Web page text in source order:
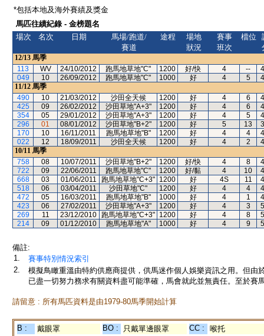
*包括本地及海外賽績及獎金
馬匹往績紀錄 - 金榜題名
場次
名次 日期
馬場/跑道/
賽道
途程
場地
狀況
賽事
班次
檔位
12/13 馬季
113
WV 24/10/2012 跑馬地草地"C" 1200 好/快 4 --
049
10 26/09/2012 跑馬地草地"C" 1000 好 4 5
11/12 馬季
490
10 21/03/2012 沙田全天候 1200 好 4 6
425
09 26/02/2012 沙田草地"A+3" 1200 好 4 6
354
05 29/01/2012 沙田草地"A+3" 1200 好 4 5
296
01 08/01/2012 沙田草地"B+2" 1200 好 5 13
170
10 16/11/2011 跑馬地草地"B" 1200 好 4 4
022
12 18/09/2011 沙田全天候 1200 好 4 2
10/11 馬季
758
08 10/07/2011 沙田草地"B+2" 1200 好/快 4 8
722
09 22/06/2011 跑馬地草地"C" 1200 好/黏 4 10
668
03 01/06/2011 跑馬地草地"C+3" 1200 好 4S 11
518
06 03/04/2011 沙田草地"C" 1200 好 4 4
472
05 16/03/2011 跑馬地草地"B" 1000 好 4 1
423
06 27/02/2011 沙田草地"A+3" 1200 好 4 3
269
11 23/12/2010 跑馬地草地"C+3" 1200 好 4 8
214
09 01/12/2010 跑馬地草地"A" 1000 好 4 9
備註:
1.
賽事特別情況索引
2.
模擬鳥瞰重溫由特約供應商提供，供馬迷作個人娛樂資訊之用。但
已盡一切努力務求有關資料盡可能準確，馬會就此並無責任。至於賽
請留意 : 所有馬匹資料是由1979-80馬季開始計算
B : 戴眼罩 BO : 只戴單邊眼罩 CC :
喉托